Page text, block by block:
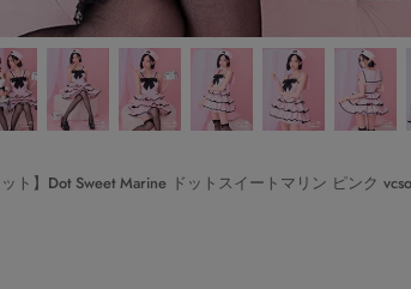
ット】Dot Sweet Marine ドットスイートマリン ピンク